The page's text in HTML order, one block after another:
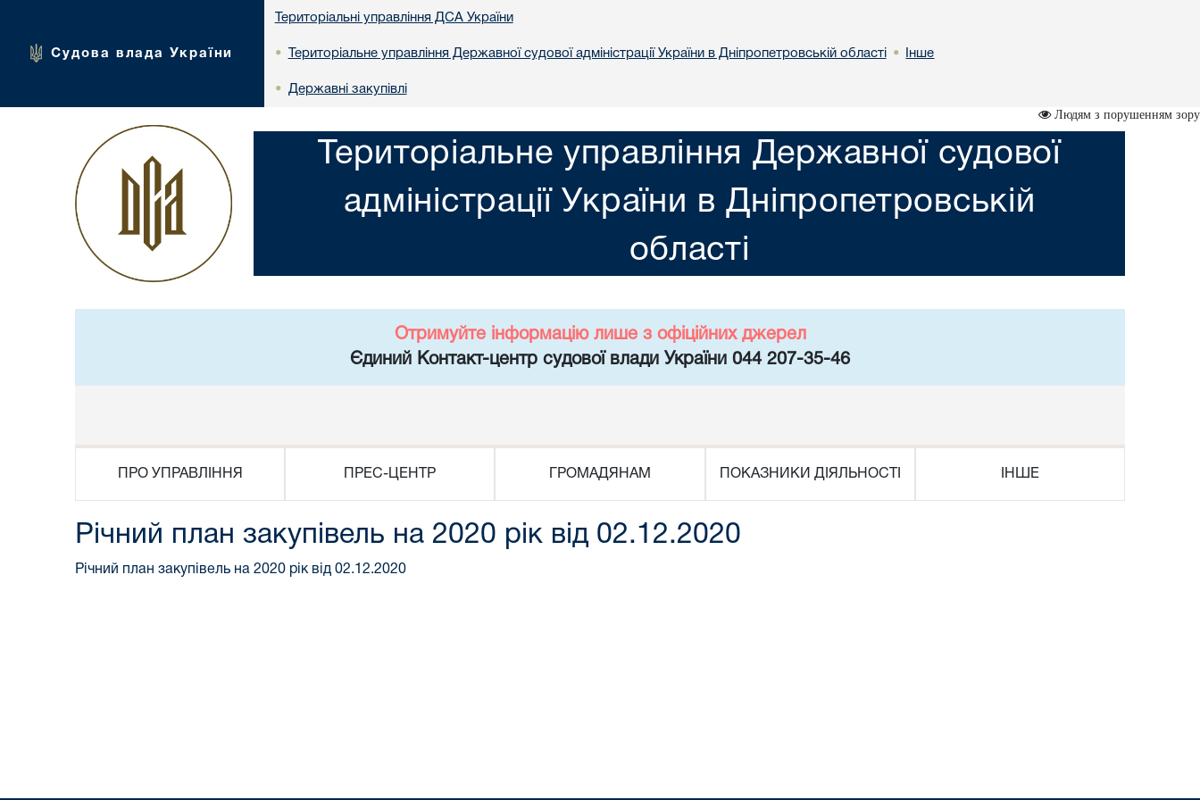
Судова влада України
Територіальні управління ДСА України
• Територіальне управління Державної судової адміністрації України в Днiпропетровській областi • Інше
• Державні закупівлі
Людям з порушенням зору
Територіальне управління Державної судової
адміністрації України в Днiпропетровській
областi
Отримуйте інформацію лише з офіційних джерел
Єдиний Контакт-центр судової влади України 044 207-35-46
ПРО УПРАВЛІННЯ ПРЕС-ЦЕНТР ГРОМАДЯНАМ ПОКАЗНИКИ ДІЯЛЬНОСТІ ІНШЕ
Річний план закупівель на 2020 рік від 02.12.2020
Річний план закупівель на 2020 рік від 02.12.2020